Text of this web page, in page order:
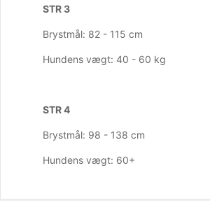
STR 3
Brystmål: 82 - 115 cm
Hundens vægt: 40 - 60 kg
STR 4
Brystmål: 98 - 138 cm
Hundens vægt: 60+